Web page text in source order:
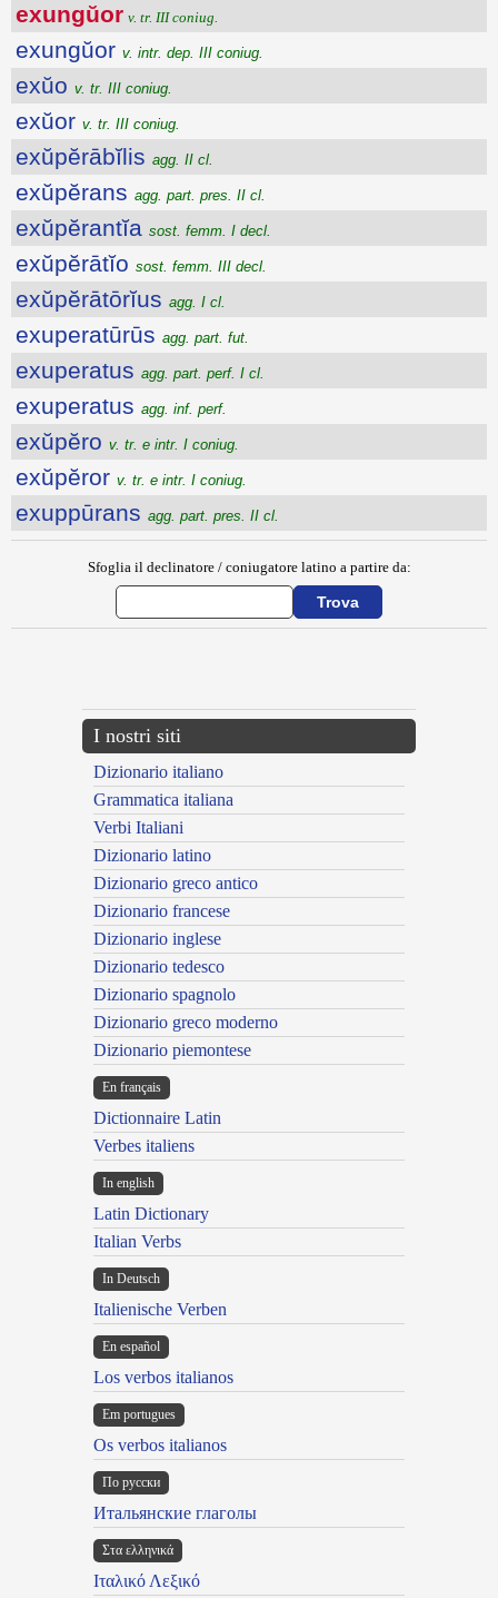
exungŭor v. tr. III coniug.
exungŭor v. intr. dep. III coniug.
exŭo v. tr. III coniug.
exŭor v. tr. III coniug.
exŭpĕrābĭlis agg. II cl.
exŭpĕrans agg. part. pres. II cl.
exŭpĕrantĭa sost. femm. I decl.
exŭpĕrātĭo sost. femm. III decl.
exŭpĕrātōrĭus agg. I cl.
exuperatūrūs agg. part. fut.
exuperatus agg. part. perf. I cl.
exuperatus agg. inf. perf.
exŭpĕro v. tr. e intr. I coniug.
exŭpĕror v. tr. e intr. I coniug.
exuppūrans agg. part. pres. II cl.
Sfoglia il declinatore / coniugatore latino a partire da:
I nostri siti
Dizionario italiano
Grammatica italiana
Verbi Italiani
Dizionario latino
Dizionario greco antico
Dizionario francese
Dizionario inglese
Dizionario tedesco
Dizionario spagnolo
Dizionario greco moderno
Dizionario piemontese
En français
Dictionnaire Latin
Verbes italiens
In english
Latin Dictionary
Italian Verbs
In Deutsch
Italienische Verben
En español
Los verbos italianos
Em portugues
Os verbos italianos
По русски
Итальянские глаголы
Στα ελληνικά
Ιταλικό Λεξικό